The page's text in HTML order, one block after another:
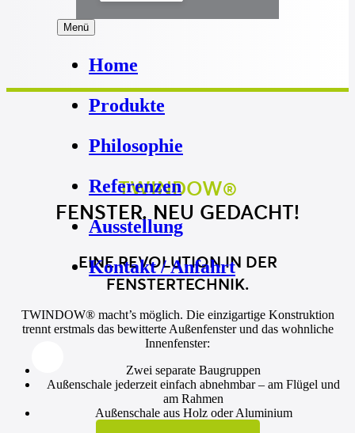
Menü
Home
Produkte
Philosophie
Referenzen
Ausstellung
Kontakt / Anfahrt
TWINDOW®
FENSTER. NEU GEDACHT!
EINE REVOLUTION IN DER
FENSTERTECHNIK.
TWINDOW® macht’s möglich. Die einzigartige Konstruktion
trennt erstmals das bewitterte Außenfenster und das wohnliche
Innenfenster:
Zwei separate Baugruppen
Außenschale jederzeit einfach abnehmbar – am Flügel und
am Rahmen
Außenschale aus Holz oder Aluminium